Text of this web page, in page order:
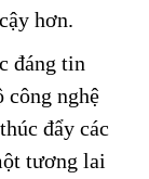
hơn.
đáng tin
công nghệ
đẩy các
tương lai